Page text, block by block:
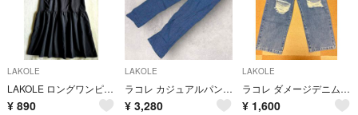
LAKOLE
LAKOLE ロングワンピース ブラック M
¥ 890
LAKOLE
ラコレ カジュアルパンツ テーパードシルエット M 紺 チェック柄 麻 綿
¥ 3,280
LAKOLE
ラコレ ダメージデニムパンツ LAKOLE
¥ 1,600